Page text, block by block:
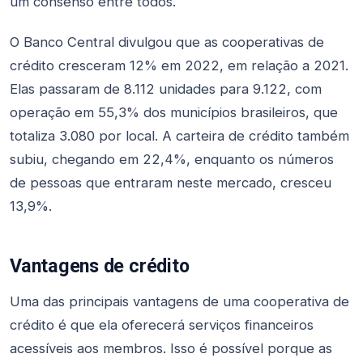
O Banco Central divulgou que as cooperativas de
crédito cresceram 12% em 2022, em relação a 2021.
Elas passaram de 8.112 unidades para 9.122, com
operação em 55,3% dos municípios brasileiros, que
totaliza 3.080 por local. A carteira de crédito também
subiu, chegando em 22,4%, enquanto os números
de pessoas que entraram neste mercado, cresceu
13,9%.
Vantagens de crédito
Uma das principais vantagens de uma cooperativa de
crédito é que ela oferecerá serviços financeiros
acessíveis aos membros. Isso é possível porque as